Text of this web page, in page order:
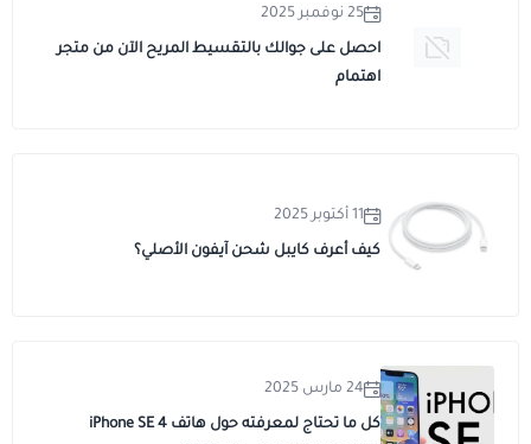
25 نوفمبر 2025
احصل على جوالك بالتقسيط المريح الآن من متجر
اهتمام
11 أكتوبر 2025
كيف أعرف كايبل شحن آيفون الأصلي؟
24 مارس 2025
كل ما تحتاج لمعرفته حول هاتف iPhone SE 4